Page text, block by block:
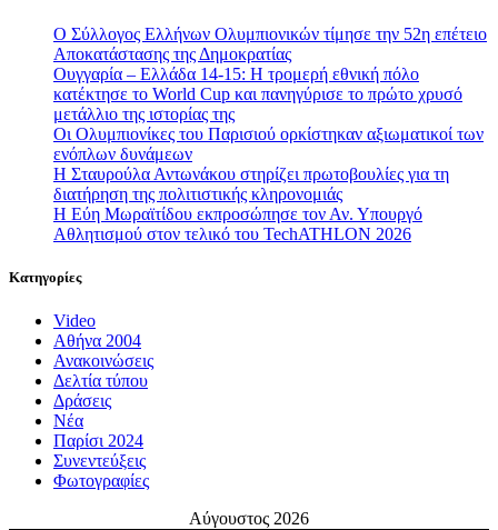
Ο Σύλλογος Ελλήνων Ολυμπιονικών τίμησε την 52η επέτειο
Αποκατάστασης της Δημοκρατίας
Ουγγαρία – Ελλάδα 14-15: Η τρομερή εθνική πόλο
κατέκτησε το World Cup και πανηγύρισε το πρώτο χρυσό
μετάλλιο της ιστορίας της
Οι Ολυμπιονίκες του Παρισιού ορκίστηκαν αξιωματικοί των
ενόπλων δυνάμεων
Η Σταυρούλα Αντωνάκου στηρίζει πρωτοβουλίες για τη
διατήρηση της πολιτιστικής κληρονομιάς
Η Εύη Μωραϊτίδου εκπροσώπησε τον Αν. Υπουργό
Αθλητισμού στον τελικό του TechATHLON 2026
Κατηγορίες
Video
Αθήνα 2004
Ανακοινώσεις
Δελτία τύπου
Δράσεις
Νέα
Παρίσι 2024
Συνεντεύξεις
Φωτογραφίες
Αύγουστος 2026